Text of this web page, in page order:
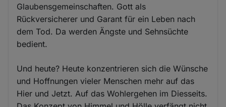
Glaubensgemeinschaften. Gott als
Rückversicherer und Garant für ein Leben nach
dem Tod. Da werden Ängste und Sehnsüchte
bedient.
Und heute? Heute konzentrieren sich die Wünsche
und Hoffnungen vieler Menschen mehr auf das
Hier und Jetzt. Auf das Wohlergehen im Diesseits.